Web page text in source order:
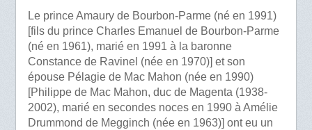
Le prince Amaury de Bourbon-Parme (né en 1991)
[fils du prince Charles Emanuel de Bourbon-Parme
(né en 1961), marié en 1991 à la baronne
Constance de Ravinel (née en 1970)] et son
épouse Pélagie de Mac Mahon (née en 1990)
[Philippe de Mac Mahon, duc de Magenta (1938-
2002), marié en secondes noces en 1990 à Amélie
Drummond de Megginch (née en 1963)] ont eu un